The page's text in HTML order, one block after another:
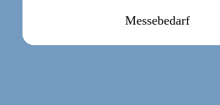
Messebedarf